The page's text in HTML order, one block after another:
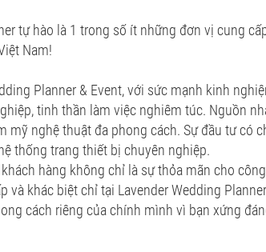
tự hào là 1 trong số ít những đơn vị cung
Nam!
Planner & Event, với sức mạnh kinh
tinh thần làm việc nghiêm túc. Nguồn
mỹ nghệ thuật đa phong cách. Sự đầu tư có
thống trang thiết bị chuyên nghiệp.
hàng không chỉ là sự thỏa mãn cho
và khác biệt chỉ tại Lavender Wedding
cách riêng của chính mình vì bạn xứng